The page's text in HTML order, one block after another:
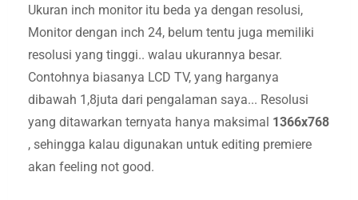
Ukuran inch monitor itu beda ya dengan resolusi,
Monitor dengan inch 24, belum tentu juga memiliki
resolusi yang tinggi.. walau ukurannya besar.
Contohnya biasanya LCD TV, yang harganya
dibawah 1,8juta dari pengalaman saya... Resolusi
yang ditawarkan ternyata hanya maksimal 1366x768
, sehingga kalau digunakan untuk editing premiere
akan feeling not good.